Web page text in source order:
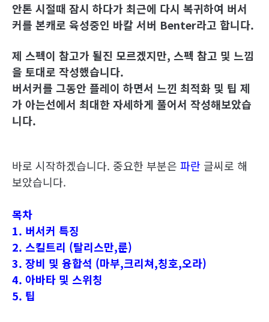
안톤 시절때 잠시 하다가 최근에 다시 복귀하여 버서
커를 본캐로 육성중인 바칼 서버 Benter라고 합니다.
제 스펙이 참고가 될진 모르겠지만, 스펙 참고 및 느낌
을 토대로 작성했습니다.
버서커를 그동안 플레이 하면서 느낀 최적화 및 팁 제
가 아는선에서 최대한 자세하게 풀어서 작성해보았습
니다.
바로 시작하겠습니다. 중요한 부분은 파란 글씨로 해
보았습니다.
목차
1. 버서커 특징
2. 스킬트리 (탈리스만,룬)
3. 장비 및 융합석 (마부,크리쳐,칭호,오라)
4. 아바타 및 스위칭
5. 팁